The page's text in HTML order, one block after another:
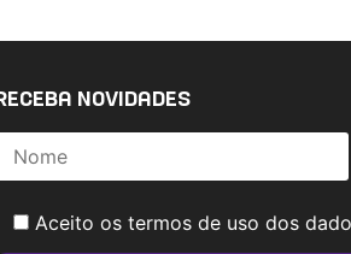
NOVIDADES
Aceito os termos de uso dos